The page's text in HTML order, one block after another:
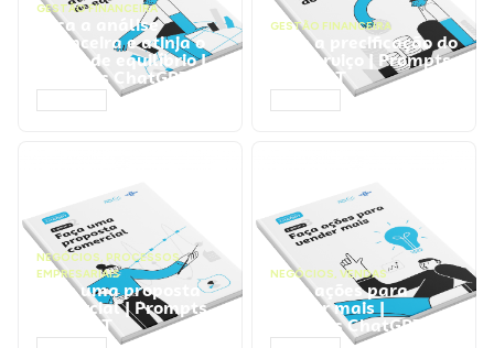
GESTÃO FINANCEIRA
Faça a análise
financeira e atinja o
ponto de equilíbrio |
Prompts ChatGPT
GESTÃO FINANCEIRA
Faça a precificação do
seu serviço | Prompts
ChatGPT
NEGÓCIOS, PROCESSOS
EMPRESARIAIS
Faça uma proposta
comercial | Prompts
ChatGPT
NEGÓCIOS, VENDAS
Faça ações para
vender mais |
Prompts ChatGPT